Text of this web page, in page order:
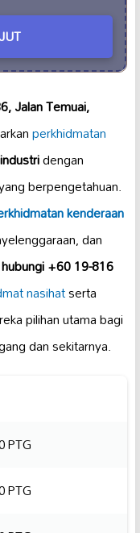
Jalan Temuai,
perkhidmatan
dengan
berpengetahuan.
kenderaan
dan
hubungi +60 19-816
nasihatserta
pilihan utama bagi
dan sekitarnya.
PTG
PTG